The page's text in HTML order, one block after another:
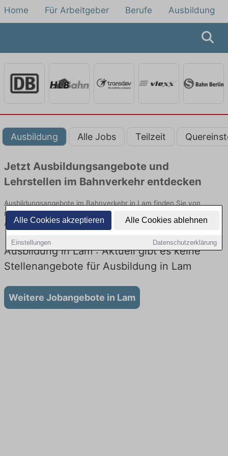
Alle Cookies akzeptieren Alle Cookies ablehnen
Einstellungen Datenschutzerklärung
Home Für Arbeitgeber Berufe Ausbildung
Ausbildung Alle Jobs Teilzeit
Jetzt Ausbildungsangebote und
Lehrstellen im Bahnverkehr entdecken
Ausbildungsangebote im Bahnverkehr in Lam finden Sie von
namhaften Firmen. Entdecken Sie freie Optionen von Top-
Arbeitgebern und bewerben Sie sich noch heute.
Ausbildung in Lam : Aktuell gibt es keine
Stellenangebote für Ausbildung in Lam
Weitere Jobangebote in Lam